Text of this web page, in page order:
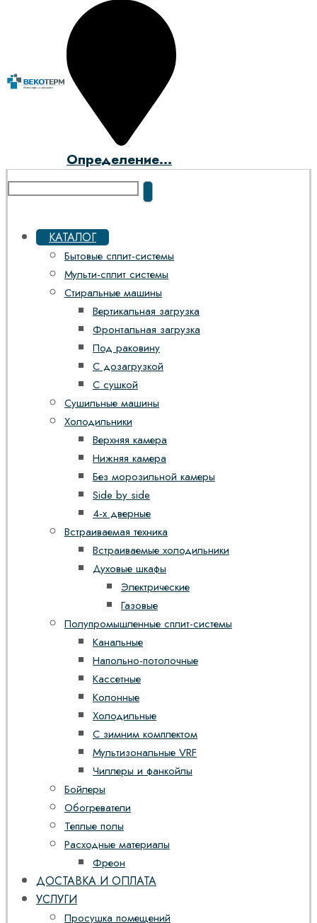
Определение...
КАТАЛОГ
Бытовые сплит-системы
Мульти-сплит системы
Стиральные машины
Вертикальная загрузка
Фронтальная загрузка
Под раковину
С дозагрузкой
С сушкой
Сушильные машины
Холодильники
Верхняя камера
Нижняя камера
Без морозильной камеры
Side by side
4-х дверные
Встраиваемая техника
Встраиваемые холодильники
Духовые шкафы
Электрические
Газовые
Полупромышленные сплит-системы
Канальные
Напольно-потолочные
Кассетные
Колонные
Холодильные
С зимним комплектом
Мультизональные VRF
Чиллеры и фанкойлы
Бойлеры
Обогреватели
Теплые полы
Расходные материалы
Фреон
ДОСТАВКА И ОПЛАТА
УСЛУГИ
Просушка помещений